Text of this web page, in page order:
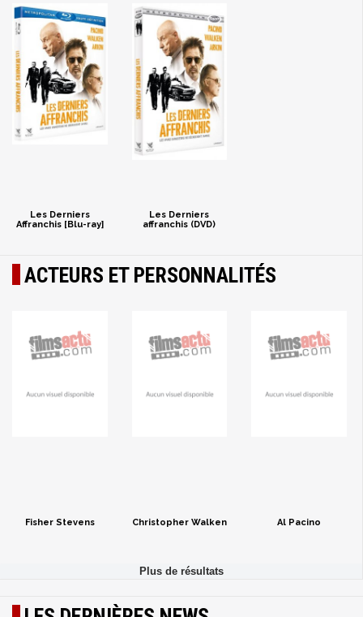
Les Derniers
Affranchis [Blu-ray]
Les Derniers
affranchis (DVD)
ACTEURS ET PERSONNALITÉS
Fisher Stevens Christopher Walken Al Pacino